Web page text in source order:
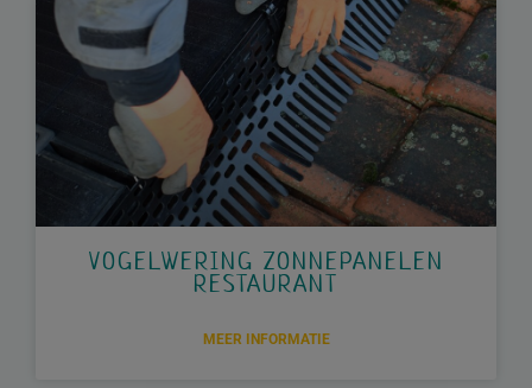
VOGELWERING ZONNEPANELEN
RESTAURANT
MEER INFORMATIE